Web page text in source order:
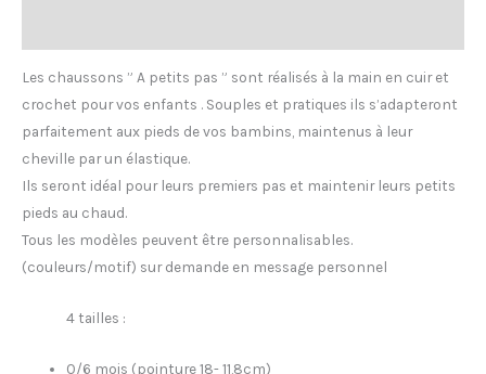
Les chaussons ” A petits pas ” sont réalisés à la main en cuir et
crochet pour vos enfants . Souples et pratiques ils s’adapteront
parfaitement aux pieds de vos bambins, maintenus à leur
cheville par un élastique.
Ils seront idéal pour leurs premiers pas et maintenir leurs petits
pieds au chaud.
Tous les modèles peuvent être personnalisables.
(couleurs/motif) sur demande en message personnel
4 tailles :
0/6 mois (pointure 18- 11,8cm)